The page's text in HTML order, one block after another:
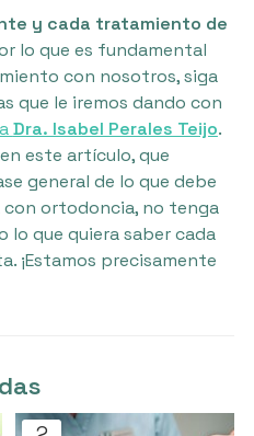
y cada tratamiento de
lo que es fundamental
con nosotros, siga
que le iremos dando con
Dra. Isabel Perales Teijo.
este artículo, que
general de lo que debe
con ortodoncia, no tenga
que quiera saber cada
¡Estamos precisamente